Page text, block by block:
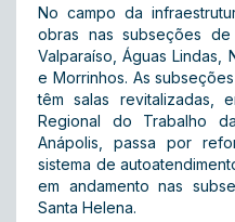
No campo da
obras nas subseções
Valparaíso, Águas Lindas,
e Morrinhos. As
têm salas revitalizadas,
Regional do Trabalho
Anápolis, passa por
sistema de
em andamento nas
Santa Helena.